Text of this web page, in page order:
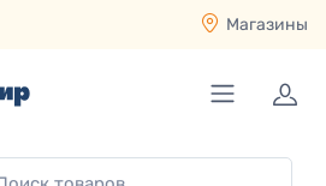
Магазины